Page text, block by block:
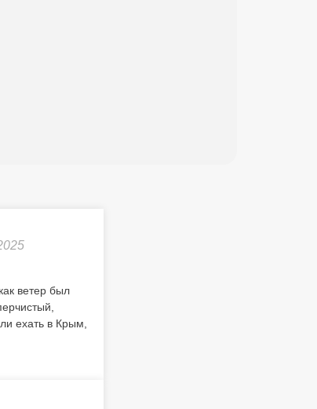
ветер был
ехать в Крым,